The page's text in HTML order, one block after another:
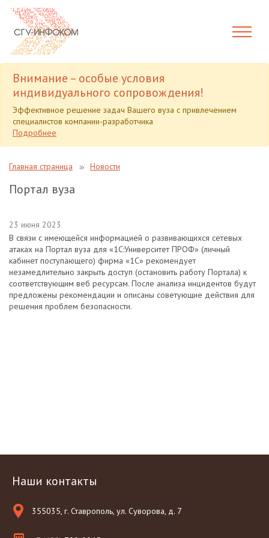
Внимание – особые условия
индивидуального сопровождения!
Эффективное решение задач Вашего вуза с привлечением
специалистов компании-разработчика
Подробнее
Главная страница Новости
Портал вуза
23 июня 2023
В связи с имеющейся информацией о развивающихся сетевых
атаках на Портал вуза для «1С:Университет ПРОФ» (личный
кабинет поступающего) фирма «1С» рекомендует
незамедлительно закрыть доступ (остановить работу Портала) к
соответствующим веб ресурсам. После анализа инцидентов будут
предложены рекомендации и описаны советующие действия для
решения проблем безопасности.
Наши контакты
355035, г. Ставрополь, ул. Суворова, д. 7